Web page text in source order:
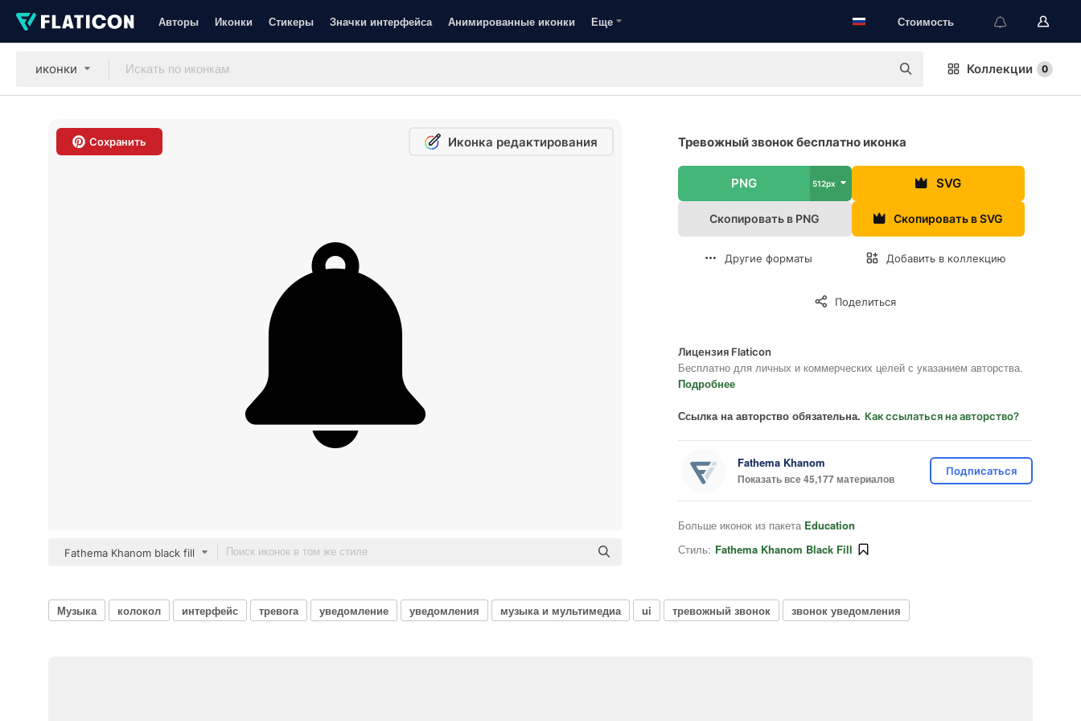
Авторы Иконки Стикеры Значки интерфейса Анимированные иконки Еще Стоимость
иконки Коллекции 0
Сохранить Иконка редактирования
Fathema Khanom black fill
Тревожный звонок бесплатно иконка
PNG 512px SVG
Скопировать в PNG Скопировать в SVG
Другие форматы Добавить в коллекцию
Поделиться
Лицензия Flaticon
Бесплатно для личных и коммерческих целей с указанием авторства.
Подробнее
Ссылка на авторство обязательна. Как ссылаться на авторство?
Fathema Khanom
Показать все 45,177 материалов
Подписаться
Больше иконок из пакета Education
Стиль: Fathema Khanom Black Fill
Музыка колокол интерфейс тревога уведомление уведомления музыка и мультимедиа ui тревожный звонок звонок уведомления